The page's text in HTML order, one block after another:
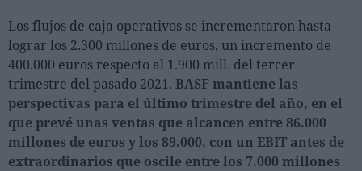
Los flujos de caja operativos se incrementaron hasta
lograr los 2.300 millones de euros, un incremento de
400.000 euros respecto al 1.900 mill. del tercer
trimestre del pasado 2021. BASF mantiene las
perspectivas para el último trimestre del año, en el
que prevé unas ventas que alcancen entre 86.000
millones de euros y los 89.000, con un EBIT antes de
extraordinarios que oscile entre los 7.000 millones